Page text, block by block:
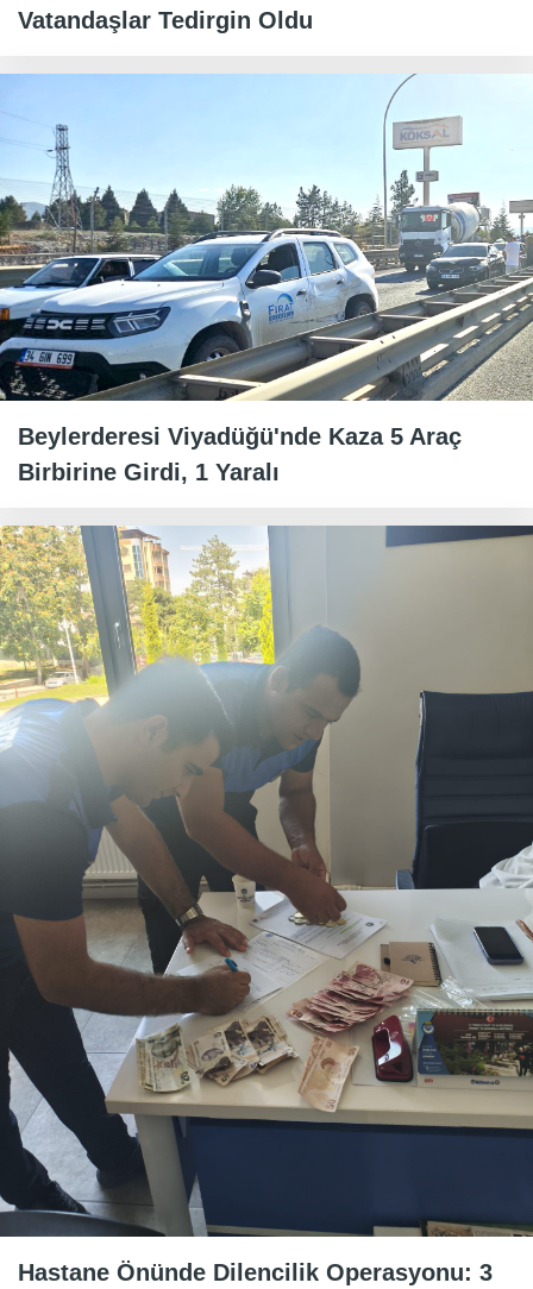
Vatandaşlar Tedirgin Oldu
Beylerderesi Viyadüğü'nde Kaza 5 Araç
Birbirine Girdi, 1 Yaralı
Hastane Önünde Dilencilik Operasyonu: 3